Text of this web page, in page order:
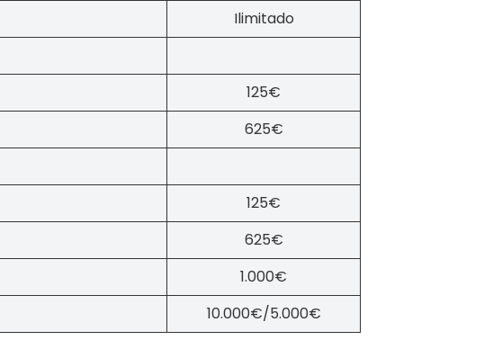
Ilimitado
125€
625€
125€
625€
1.000€
10.000€/5.000€